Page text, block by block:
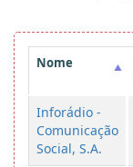
Nome
Inforádio -
Comunicação
Social, S.A.